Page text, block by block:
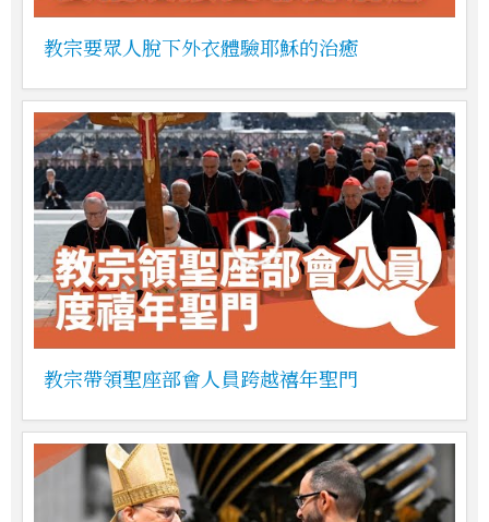
教宗要眾人脫下外衣體驗耶穌的治癒
教宗帶領聖座部會人員跨越禧年聖門